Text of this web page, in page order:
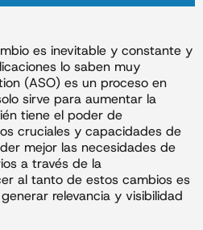
es inevitable y constante y
lo saben muy
(ASO) es un proceso en
sirve para aumentar la
tiene el poder de
cruciales y capacidades de
mejor las necesidades de
a través de la
al tanto de estos cambios es
relevancia y visibilidad